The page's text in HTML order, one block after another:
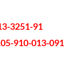
3251-91
910-013-091